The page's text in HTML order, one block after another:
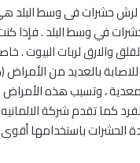
لرش حشرات فى وسط البلد
في وسط البلد . فإذا
والارق لربات البيوت .
بالعديد من
، وتسبب هذه
كما تقدم شركة
الحشرات باستخدامها